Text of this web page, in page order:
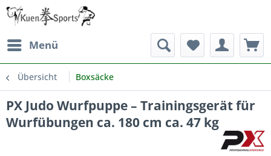
Menü
Übersicht Boxsäcke
PX Judo Wurfpuppe – Trainingsgerät für
Wurfübungen ca. 180 cm ca. 47 kg